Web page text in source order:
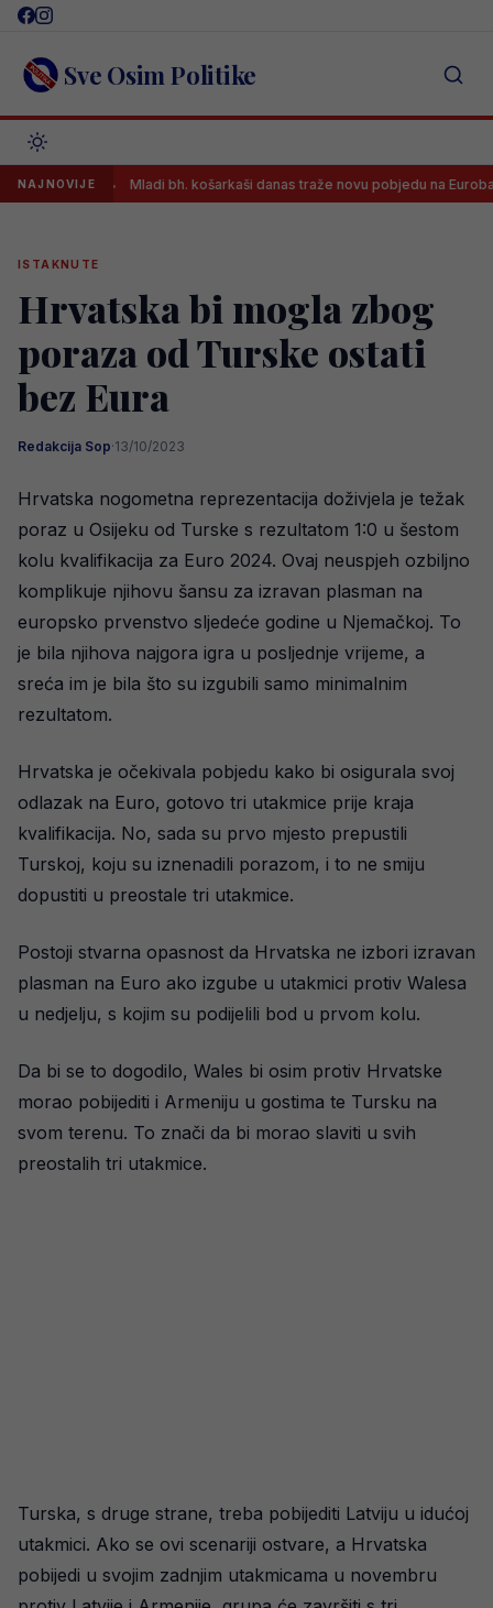
Skip
content Sve Osim Politike
NAJNOVIJEMladi bh. košarkaši danas traže novu pobjedu na Eurobasketu,
ISTAKNUTE
Hrvatska bi mogla zbog
poraza od Turske ostati
bez Eura
Redakcija Sop·13/10/2023
Hrvatska nogometna reprezentacija doživjela je težak
poraz u Osijeku od Turske s rezultatom 1:0 u šestom
kolu kvalifikacija za Euro 2024. Ovaj neuspjeh ozbiljno
komplikuje njihovu šansu za izravan plasman na
europsko prvenstvo sljedeće godine u Njemačkoj. To
je bila njihova najgora igra u posljednje vrijeme, a
sreća im je bila što su izgubili samo minimalnim
rezultatom.
Hrvatska je očekivala pobjedu kako bi osigurala svoj
odlazak na Euro, gotovo tri utakmice prije kraja
kvalifikacija. No, sada su prvo mjesto prepustili
Turskoj, koju su iznenadili porazom, i to ne smiju
dopustiti u preostale tri utakmice.
Postoji stvarna opasnost da Hrvatska ne izbori izravan
plasman na Euro ako izgube u utakmici protiv Walesa
u nedjelju, s kojim su podijelili bod u prvom kolu.
Da bi se to dogodilo, Wales bi osim protiv Hrvatske
morao pobijediti i Armeniju u gostima te Tursku na
svom terenu. To znači da bi morao slaviti u svih
preostalih tri utakmice.
Turska, s druge strane, treba pobijediti Latviju u idućoj
utakmici. Ako se ovi scenariji ostvare, a Hrvatska
pobijedi u svojim zadnjim utakmicama u novembru